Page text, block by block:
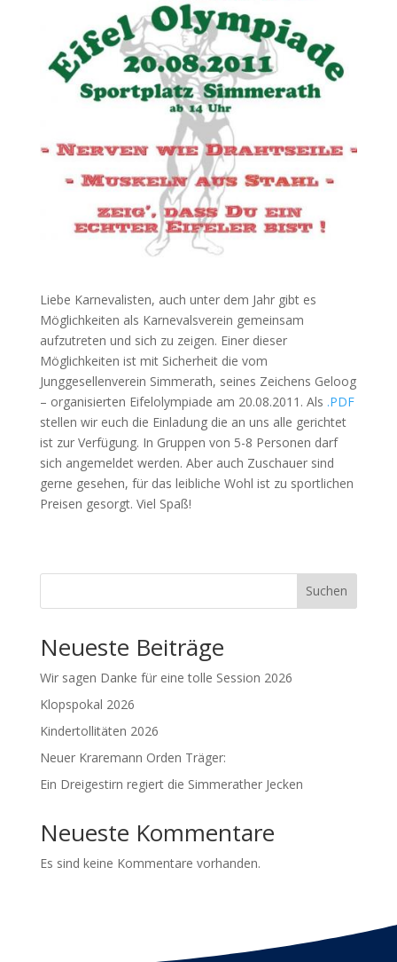
Liebe Karnevalisten, auch unter dem Jahr gibt es
Möglichkeiten als Karnevalsverein gemeinsam
aufzutreten und sich zu zeigen. Einer dieser
Möglichkeiten ist mit Sicherheit die vom
Junggesellenverein Simmerath, seines Zeichens Geloog
– organisierten Eifelolympiade am 20.08.2011. Als .PDF
stellen wir euch die Einladung die an uns alle gerichtet
ist zur Verfügung. In Gruppen von 5-8 Personen darf
sich angemeldet werden. Aber auch Zuschauer sind
gerne gesehen, für das leibliche Wohl ist zu sportlichen
Preisen gesorgt. Viel Spaß!
Suchen
Neueste Beiträge
Wir sagen Danke für eine tolle Session 2026
Klopspokal 2026
Kindertollitäten 2026
Neuer Kraremann Orden Träger:
Ein Dreigestirn regiert die Simmerather Jecken
Neueste Kommentare
Es sind keine Kommentare vorhanden.